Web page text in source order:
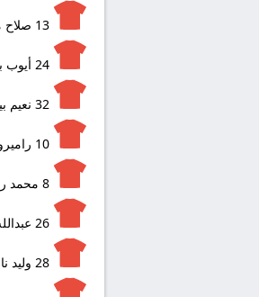
13
24 أيوب
32 نعيم
10
8 محمد
26
28 وليد